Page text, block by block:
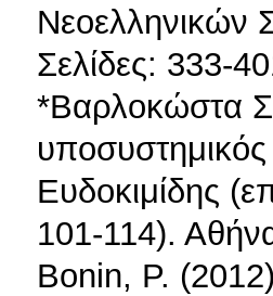
Νεοελληνικών
Σελίδες: 333-
*Βαρλοκώστα
Ευδοκιμίδης
101-114).
Bonin, P.